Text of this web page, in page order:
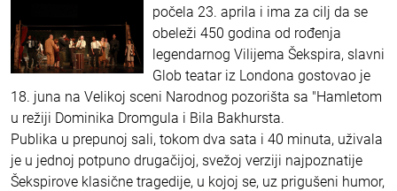
počela 23. aprila i ima za cilj da se
obeleži 450 godina od rođenja
legendarnog Vilijema Šekspira, slavni
Glob teatar iz Londona gostovao je
18. juna na Velikoj sceni Narodnog pozorišta sa "Hamletom
u režiji Dominika Dromgula i Bila Bakhursta.
Publika u prepunoj sali, tokom dva sata i 40 minuta, uživala
je u jednoj potpuno drugačijoj, svežoj verziji najpoznatije
Šekspirove klasične tragedije, u kojoj se, uz prigušeni humor,